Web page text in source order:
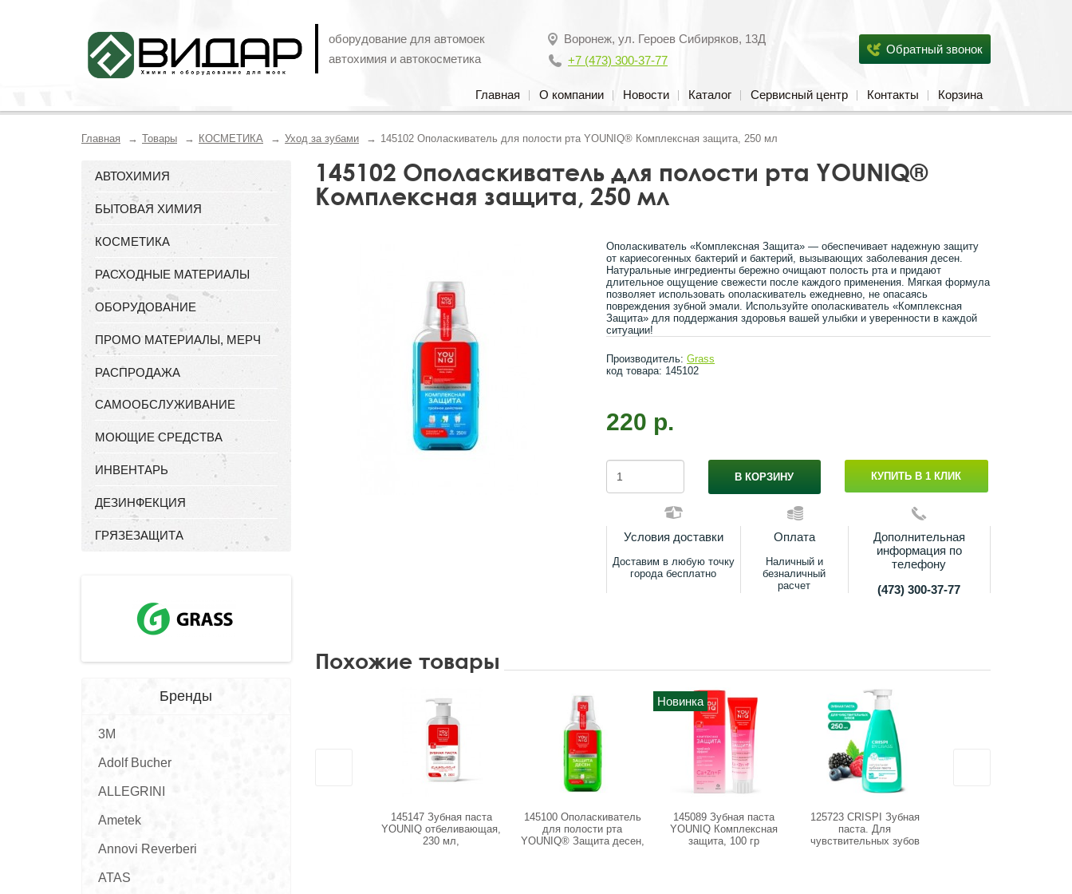
оборудование для автомоек
автохимия и автокосметика
Воронеж, ул. Героев Сибиряков, 13Д
+7 (473) 300-37-77
Обратный звонок
Главная О компании Новости Каталог Сервисный центр Контакты Корзина
Главная Товары КОСМЕТИКА Уход за зубами 145102 Ополаскиватель для полости рта YOUNIQ® Комплексная защита, 250 мл
АВТОХИМИЯ
БЫТОВАЯ ХИМИЯ
КОСМЕТИКА
РАСХОДНЫЕ МАТЕРИАЛЫ
ОБОРУДОВАНИЕ
ПРОМО МАТЕРИАЛЫ, МЕРЧ
РАСПРОДАЖА
САМООБСЛУЖИВАНИЕ
МОЮЩИЕ СРЕДСТВА
ИНВЕНТАРЬ
ДЕЗИНФЕКЦИЯ
ГРЯЗЕЗАЩИТА
Бренды
3M
Adolf Bucher
ALLEGRINI
Ametek
Annovi Reverberi
ATAS
145102 Ополаскиватель для полости рта YOUNIQ®
Комплексная защита, 250 мл
Ополаскиватель «Комплексная Защита» — обеспечивает надежную защиту
от кариесогенных бактерий и бактерий, вызывающих заболевания десен.
Натуральные ингредиенты бережно очищают полость рта и придают
длительное ощущение свежести после каждого применения. Мягкая формула
позволяет использовать ополаскиватель ежедневно, не опасаясь
повреждения зубной эмали. Используйте ополаскиватель «Комплексная
Защита» для поддержания здоровья вашей улыбки и уверенности в каждой
ситуации!
Производитель:Grass
код товара: 145102
220 р.
В КОРЗИНУ КУПИТЬ В 1 КЛИК
Условия доставки
Доставим в любую точку
города бесплатно
Оплата
Наличный и
безналичный
расчет
Дополнительная
информация по
телефону
(473) 300-37-77
Похожие товары
145147 Зубная паста
YOUNIQ отбеливающая,
230 мл,
145100 Ополаскиватель
для полости рта
YOUNIQ® Защита десен,
Новинка
145089 Зубная паста
YOUNIQ Комплексная
защита, 100 гр
125723 CRISPI Зубная
паста. Для
чувствительных зубов